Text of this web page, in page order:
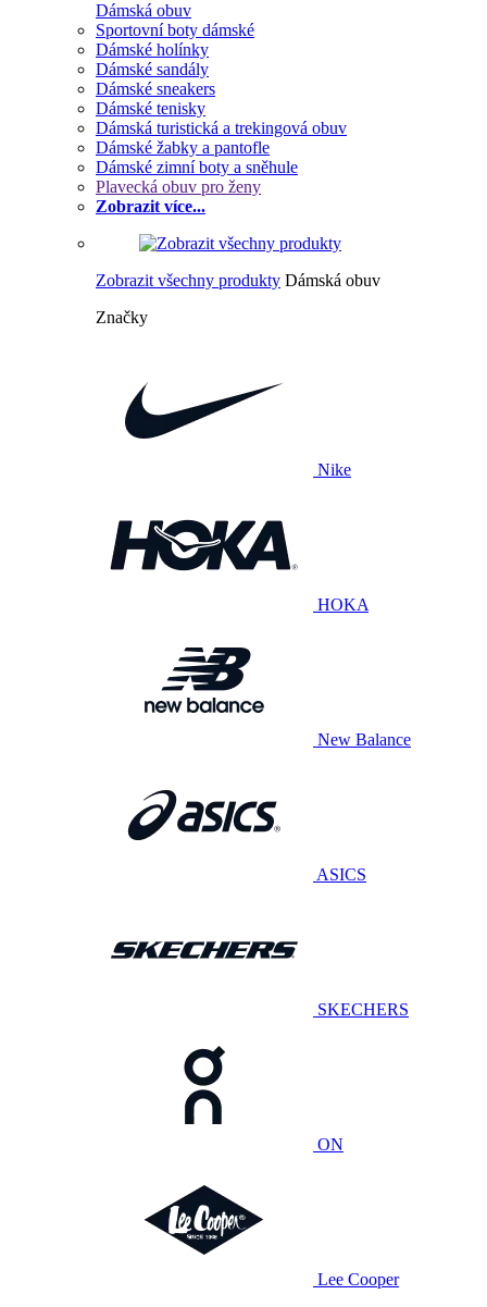
Dámská obuv
Sportovní boty dámské
Dámské holínky
Dámské sandály
Dámské sneakers
Dámské tenisky
Dámská turistická a trekingová obuv
Dámské žabky a pantofle
Dámské zimní boty a sněhule
Plavecká obuv pro ženy
Zobrazit více...
Zobrazit všechny produkty Dámská obuv
Značky
Nike
HOKA
New Balance
ASICS
SKECHERS
ON
Lee Cooper